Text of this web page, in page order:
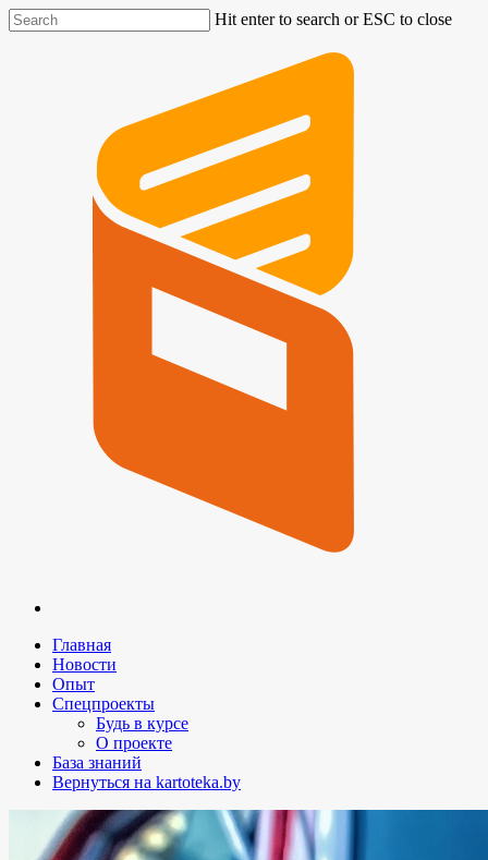
Hit enter to search or ESC to close
Главная
Новости
Опыт
Спецпроекты
Будь в курсе
О проекте
База знаний
Вернуться на kartoteka.by